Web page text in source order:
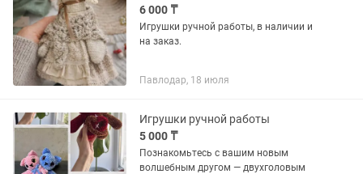
6 000 ₸
Игрушки ручной работы, в наличии и
на заказ.
Павлодар, 18 июля
Игрушки ручной работы
5 000 ₸
Познакомьтесь с вашим новым
волшебным другом — двухголовым